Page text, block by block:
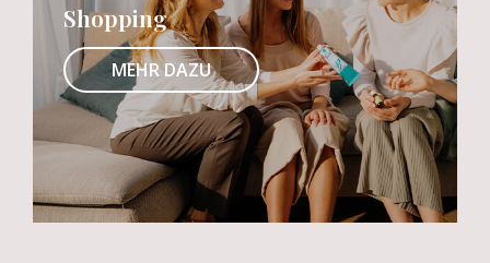
Shopping
MEHR DAZU